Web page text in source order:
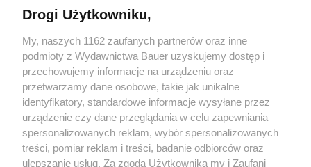
Olimpijskie w Paryżu. Wśród nich polski akcent
ALEKSANDRA KINTOP
PREMIERY
Drogi Użytkowniku,
My, naszych 1162 zaufanych partnerów oraz inne
podmioty z Wydawnictwa Bauer uzyskujemy dostęp i
przechowujemy informacje na urządzeniu oraz
przetwarzamy dane osobowe, takie jak unikalne
identyfikatory, standardowe informacje wysyłane przez
urządzenie czy dane przeglądania w celu zapewniania
spersonalizowanych reklam, wybór spersonalizowanych
treści, pomiar reklam i treści, badanie odbiorców oraz
ulepszanie usług. Za zgodą Użytkownika my i Zaufani